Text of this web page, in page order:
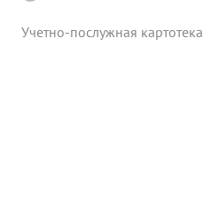
Учетно-послужная картотека